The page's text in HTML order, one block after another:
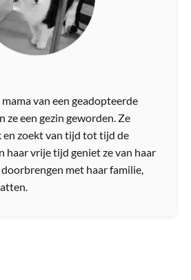
van een geadopteerde
ze een gezin geworden. Ze
zoekt van tijd tot tijd de
haar vrije tijd geniet ze van haar
met haar familie,